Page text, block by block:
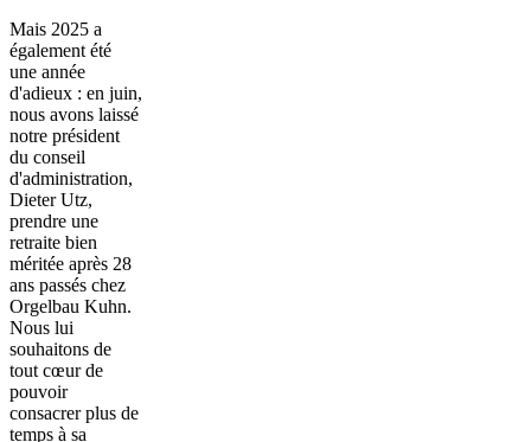
Mais 2025 a
également été
une année
d'adieux : en juin,
nous avons laissé
notre président
du conseil
d'administration,
Dieter Utz,
prendre une
retraite bien
méritée après 28
ans passés chez
Orgelbau Kuhn.
Nous lui
souhaitons de
tout cœur de
pouvoir
consacrer plus de
temps à sa